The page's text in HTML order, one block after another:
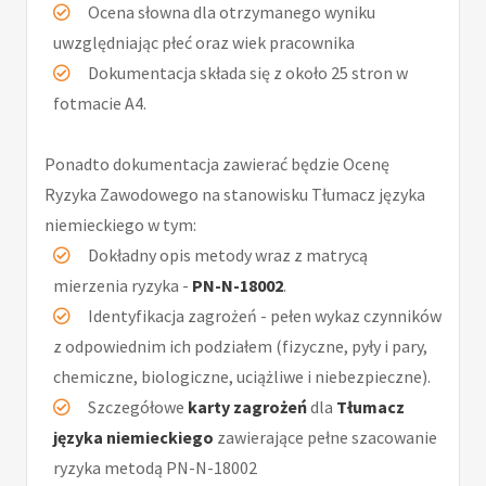
Ocena słowna dla otrzymanego wyniku
uwzględniając płeć oraz wiek pracownika
Dokumentacja składa się z około 25 stron w
fotmacie A4.
Ponadto dokumentacja zawierać będzie Ocenę
Ryzyka Zawodowego na stanowisku Tłumacz języka
niemieckiego w tym:
Dokładny opis metody wraz z matrycą
mierzenia ryzyka - PN-N-18002.
Identyfikacja zagrożeń - pełen wykaz czynników
z odpowiednim ich podziałem (fizyczne, pyły i pary,
chemiczne, biologiczne, uciążliwe i niebezpieczne).
Szczegółowe karty zagrożeńdla Tłumacz
języka niemieckiego zawierające pełne szacowanie
ryzyka metodą PN-N-18002